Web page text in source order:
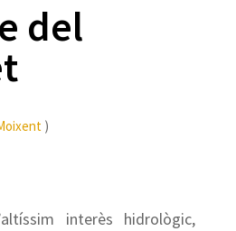
del
)
interès hidrològic,